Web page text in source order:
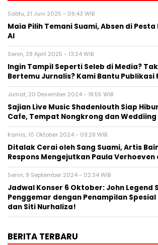
Sabtu, 21 Juni 2025 - 09:43 WIB
Maia Pilih Temani Suami, Absen di
Al
Senin, 28 April 2025 - 13:24 WIB
Ingin Tampil Seperti Seleb di Media?
Bertemu Jurnalis? Kami Bantu Publikasi
Jumat, 20 Desember 2024 - 18:55 WIB
Sajian Live Music Shadenlouth Siap
Cafe, Tempat Nongkrong dan
Kamis, 10 Oktober 2024 - 09:28 WIB
Ditalak Cerai oleh Sang Suami, Artis
Respons Mengejutkan Paula Verhoeven
Senin, 9 September 2024 - 02:34 WIB
Jadwal Konser 6 Oktober: John Legend
Penggemar dengan Penampilan
dan Siti Nurhaliza!
BERITA TERBARU